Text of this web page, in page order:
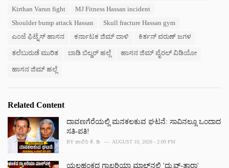
Kirthan Varun fight
MJ Fitness Hassan incident
Shoulder bump attack Hassan
Skull fracture Hassan gym
ಎಂಜೆ ಫಿಟ್ನೆಸ್ ಹಾಸನ
ಕರ್ನಾಟಕ ಜಿಮ್ ದಾಳಿ ಕಿರ್ತನ್ ವರುಣ್ ಜಗಳ
ತಲೆಬುರುಡೆ ಮುರಿತ ಬಾಡಿ ಬಿಲ್ಡರ್ ಹಲ್ಲೆ ಹಾಸನ ಜಿಮ್ ವೈರಲ್ ವಿಡಿಯೋ
ಹಾಸನ ಜಿಮ್ ಹಲ್ಲೆ
Related Content
ದಾವಣಗೆರೆಯಲ್ಲಿ ಮನಕಲಕುವ ಘಟನೆ: ಸಾವಿನಲ್ಲೂ ಒಂದಾದ
ಸತಿ-ಪತಿ!
BY ಶಾಲಿನಿ ಕೆ. ಡಿ AUGUST 10, 2026 - 2:09 PM
ಯಲಹಂಕದ ಗ್ಯಾಲರಿಯಾ ಮಾಲ್‌ನಲ್ಲಿ 'ಧ್ರುವ್-ತಾರಾ'